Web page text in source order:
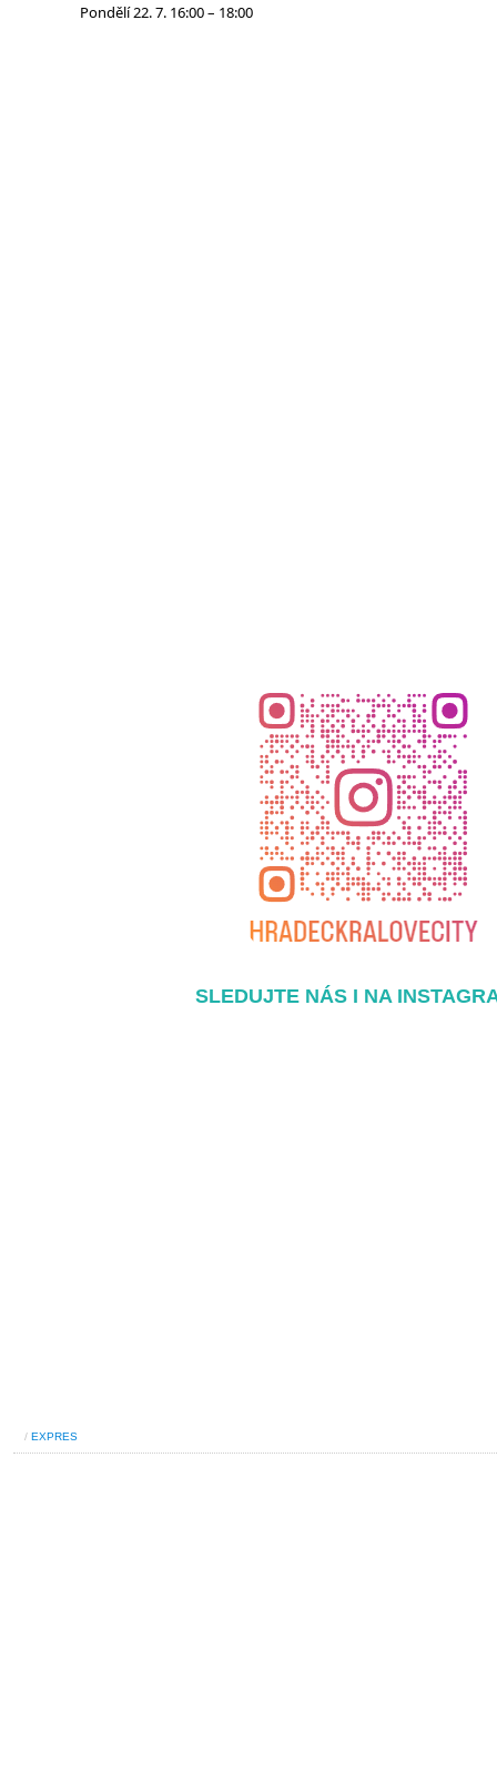
Pondělí 22. 7. 16:00 – 18:00
SLEDUJTE NÁS I NA
/ EXPRES